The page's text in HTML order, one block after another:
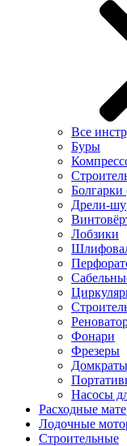
Все
Буры
Дрели-
Лобзики
Фонари
Фрезеры
Домкраты
Насосы
Расходные
Лодочные
Строительные